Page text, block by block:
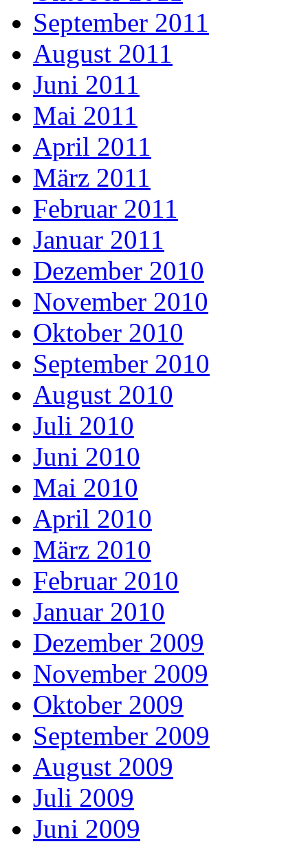
September 2011
August 2011
Juni 2011
Mai 2011
April 2011
März 2011
Februar 2011
Januar 2011
Dezember 2010
November 2010
Oktober 2010
September 2010
August 2010
Juli 2010
Juni 2010
Mai 2010
April 2010
März 2010
Februar 2010
Januar 2010
Dezember 2009
November 2009
Oktober 2009
September 2009
August 2009
Juli 2009
Juni 2009